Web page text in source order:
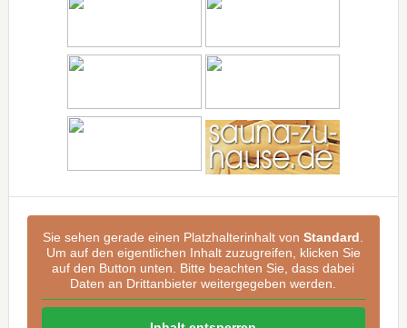
Sie sehen gerade einen Platzhalterinhalt vonStandard
Um auf den eigentlichen Inhalt zuzugreifen, klicken Sie
auf den Button unten. Bitte beachten Sie, dass dabei
Daten an Drittanbieter weitergegeben werden.